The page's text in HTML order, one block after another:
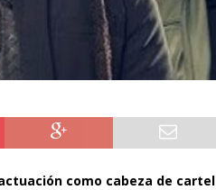
como cabeza de cartel